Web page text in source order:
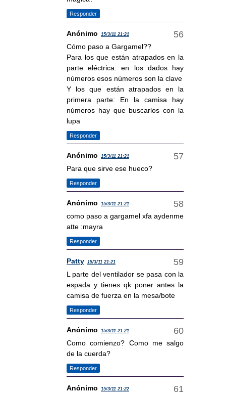
Responder
Anónimo 15/3/11 21:21
Cómo paso a Gargamel??
Para los que están atrapados en la
parte eléctrica: en los dados hay
números esos números son la clave
Y los que están atrapados en la
primera parte: En la camisa hay
números hay que buscarlos con la
lupa
Responder
Anónimo 15/3/11 21:21
Para que sirve ese hueco?
Responder
Anónimo 15/3/11 21:21
como paso a gargamel xfa aydenme
atte :mayra
Responder
Patty 15/3/11 21:21
L parte del ventilador se pasa con la
espada y tienes qk poner antes la
camisa de fuerza en la mesa/bote
Responder
Anónimo 15/3/11 21:21
Como comienzo? Como me salgo
de la cuerda?
Responder
Anónimo 15/3/11 21:22